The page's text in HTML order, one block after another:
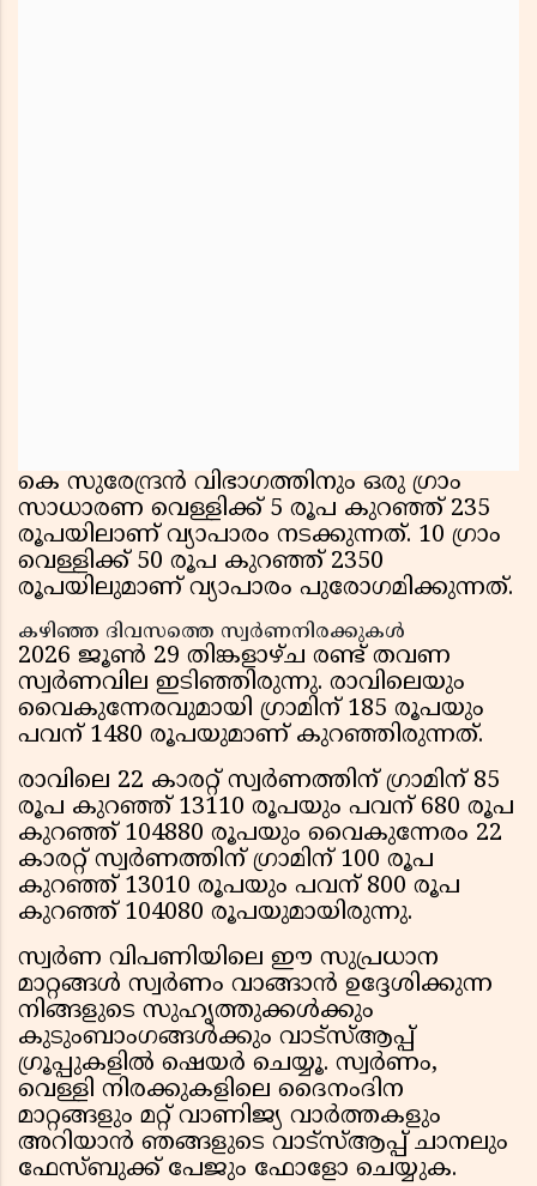
കെ സുരേന്ദ്രൻ വിഭാഗത്തിനും ഒരു ഗ്രാം
സാധാരണ വെള്ളിക്ക് 5 രൂപ കുറഞ്ഞ് 235
രൂപയിലാണ് വ്യാപാരം നടക്കുന്നത്. 10 ഗ്രാം
വെള്ളിക്ക് 50 രൂപ കുറഞ്ഞ് 2350
രൂപയിലുമാണ് വ്യാപാരം പുരോഗമിക്കുന്നത്.
കഴിഞ്ഞ ദിവസത്തെ സ്വർണനിരക്കുകൾ
2026 ജൂൺ 29 തിങ്കളാഴ്ച രണ്ട് തവണ
സ്വർണവില ഇടിഞ്ഞിരുന്നു. രാവിലെയും
വൈകുന്നേരവുമായി ഗ്രാമിന് 185 രൂപയും
പവന് 1480 രൂപയുമാണ് കുറഞ്ഞിരുന്നത്.
രാവിലെ 22 കാരറ്റ് സ്വർണത്തിന് ഗ്രാമിന് 85
രൂപ കുറഞ്ഞ് 13110 രൂപയും പവന് 680 രൂപ
കുറഞ്ഞ് 104880 രൂപയും വൈകുന്നേരം 22
കാരറ്റ് സ്വർണത്തിന് ഗ്രാമിന് 100 രൂപ
കുറഞ്ഞ് 13010 രൂപയും പവന് 800 രൂപ
കുറഞ്ഞ് 104080 രൂപയുമായിരുന്നു.
സ്വര്‍ണ വിപണിയിലെ ഈ സുപ്രധാന
മാറ്റങ്ങള്‍ സ്വര്‍ണം വാങ്ങാന്‍ ഉദ്ദേശിക്കുന്ന
നിങ്ങളുടെ സുഹൃത്തുക്കള്‍ക്കും
കുടുംബാംഗങ്ങള്‍ക്കും വാട്‌സ്ആപ്പ്
ഗ്രൂപ്പുകളില്‍ ഷെയര്‍ ചെയ്യൂ. സ്വര്‍ണം,
വെള്ളി നിരക്കുകളിലെ ദൈനംദിന
മാറ്റങ്ങളും മറ്റ് വാണിജ്യ വാര്‍ത്തകളും
അറിയാന്‍ ഞങ്ങളുടെ വാട്‌സ്ആപ്പ് ചാനലും
ഫേസ്ബുക്ക് പേജും ഫോളോ ചെയ്യുക.